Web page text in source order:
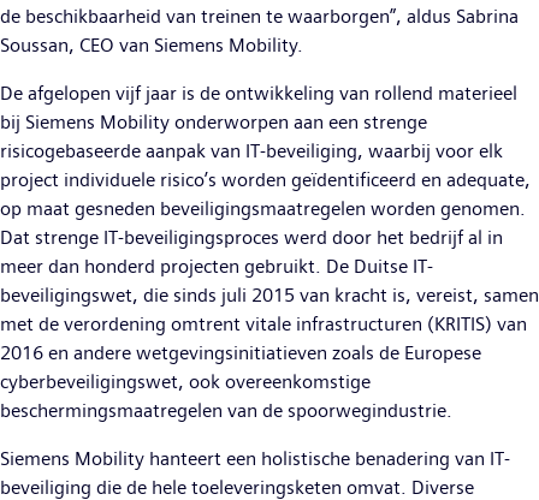
de beschikbaarheid van treinen te waarborgen”, aldus Sabrina
Soussan, CEO van Siemens Mobility.
De afgelopen vijf jaar is de ontwikkeling van rollend materieel
bij Siemens Mobility onderworpen aan een strenge
risicogebaseerde aanpak van IT-beveiliging, waarbij voor elk
project individuele risico’s worden geïdentificeerd en adequate,
op maat gesneden beveiligingsmaatregelen worden genomen.
Dat strenge IT-beveiligingsproces werd door het bedrijf al in
meer dan honderd projecten gebruikt. De Duitse IT-
beveiligingswet, die sinds juli 2015 van kracht is, vereist, samen
met de verordening omtrent vitale infrastructuren (KRITIS) van
2016 en andere wetgevingsinitiatieven zoals de Europese
cyberbeveiligingswet, ook overeenkomstige
beschermingsmaatregelen van de spoorwegindustrie.
Siemens Mobility hanteert een holistische benadering van IT-
beveiliging die de hele toeleveringsketen omvat. Diverse